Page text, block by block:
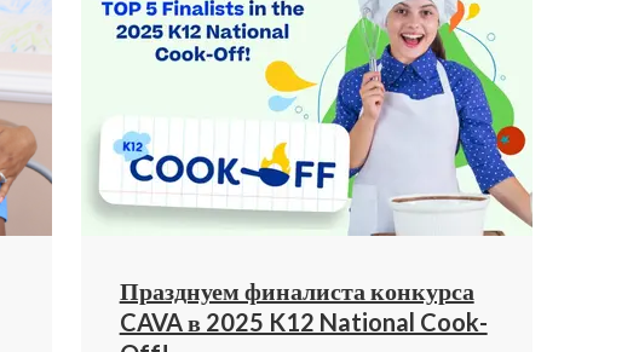
Празднуем финалиста конкурса
CAVA в 2025 K12 National Cook-